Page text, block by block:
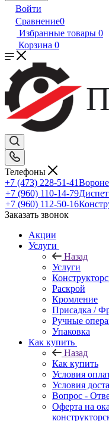
Войти
Сравнение0
Избранные товары 0
Корзина 0
Телефоны
+7 (473) 228-51-41
+7 (960) 110-14-79
+7 (960) 112-50-16
Заказать звонок
Акции
Услуги
Назад
Услуги
Раскрой
Кромление
Присадка /
Ручные
Упаковка
Как купить
Назад
Как купить
Условия
Условия
Вопрос -
Оферта на